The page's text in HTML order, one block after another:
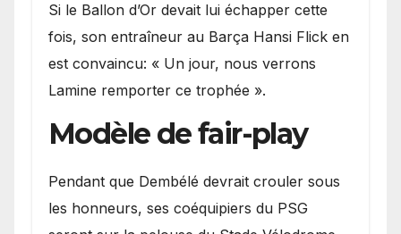
Si le Ballon d’Or devait lui échapper cette
fois, son entraîneur au Barça Hansi Flick en
est convaincu: « Un jour, nous verrons
Lamine remporter ce trophée ».
Modèle de fair-play
Pendant que Dembélé devrait crouler sous
les honneurs, ses coéquipiers du PSG